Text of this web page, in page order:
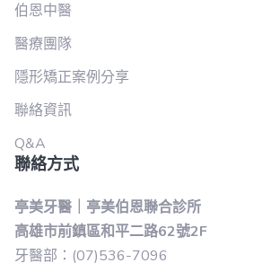
伯恩中醫
醫療團隊
隱形矯正案例分享
聯絡資訊
Q&A
聯絡方式
亭美牙醫｜亭美伯恩聯合診所
高雄市前鎮區和平二路62號2F
牙醫部：(07)536-7096